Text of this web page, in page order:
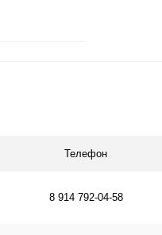
Телефон
8 914 792-04-58